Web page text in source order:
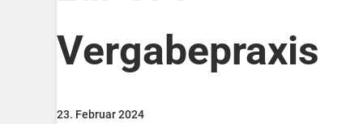
Vergabepraxis
23. Februar 2024